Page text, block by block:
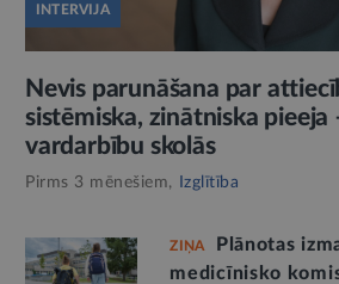
INTERVIJA
Nevis parunāšana par
sistēmiska, zinātniska pieeja
vardarbību skolās
Pirms 3 mēnešiem, Izglītība
ZIŅA
Plānotas
medicīnisko